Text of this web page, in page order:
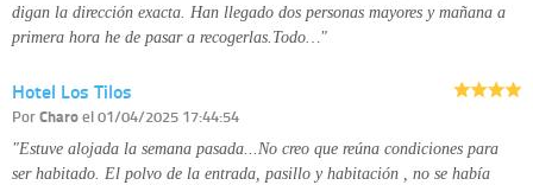
digan la dirección exacta. Han llegado dos personas mayores y mañana a
primera hora he de pasar a recogerlas.Todo…"
Hotel Los Tilos
PorCharoel 01/04/2025 17:44:54
"Estuve alojada la semana pasada...No creo que reúna condiciones para
ser habitado. El polvo de la entrada, pasillo y habitación , no se había